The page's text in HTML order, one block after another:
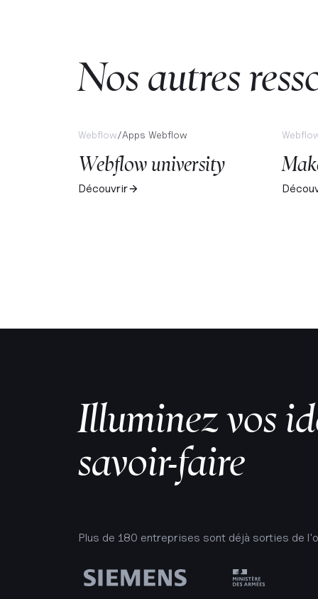
Nos autres
Webflow/Apps Webflow
Webflow university
Découvrir
Illuminez vos
savoir-faire
Plus de 180 entreprises sont déjà sorties de